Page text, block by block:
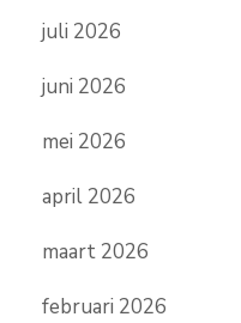
juli 2026
juni 2026
mei 2026
april 2026
maart 2026
februari 2026